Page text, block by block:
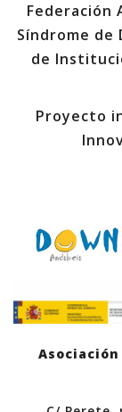
Federación
Síndrome de
de
Proyecto